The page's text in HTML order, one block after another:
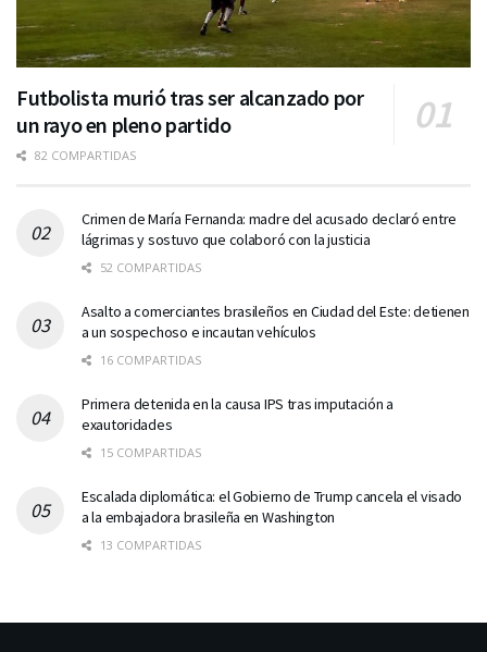
Futbolista murió tras ser alcanzado por
un rayo en pleno partido
82 COMPARTIDAS
Crimen de María Fernanda: madre del acusado declaró entre
lágrimas y sostuvo que colaboró con la justicia
52 COMPARTIDAS
Asalto a comerciantes brasileños en Ciudad del Este: detienen
a un sospechoso e incautan vehículos
16 COMPARTIDAS
Primera detenida en la causa IPS tras imputación a
exautoridades
15 COMPARTIDAS
Escalada diplomática: el Gobierno de Trump cancela el visado
a la embajadora brasileña en Washington
13 COMPARTIDAS